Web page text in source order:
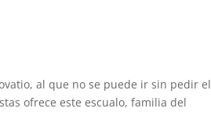
al que no se puede ir sin pedir el
ofrece este escualo, familia del